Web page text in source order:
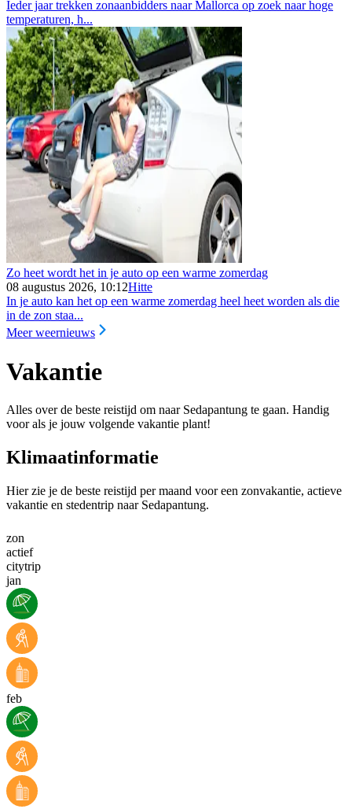
Ieder jaar trekken zonaanbidders naar Mallorca op zoek naar hoge
temperaturen, h...
Zo heet wordt het in je auto op een warme zomerdag
08 augustus 2026, 10:12Hitte
In je auto kan het op een warme zomerdag heel heet worden als die
in de zon staa...
Meer weernieuws
Vakantie
Alles over de beste reistijd om naar Sedapantung te gaan. Handig
voor als je jouw volgende vakantie plant!
Klimaatinformatie
Hier zie je de beste reistijd per maand voor een zonvakantie, actieve
vakantie en stedentrip naar Sedapantung.
zon
actief
citytrip
jan
feb